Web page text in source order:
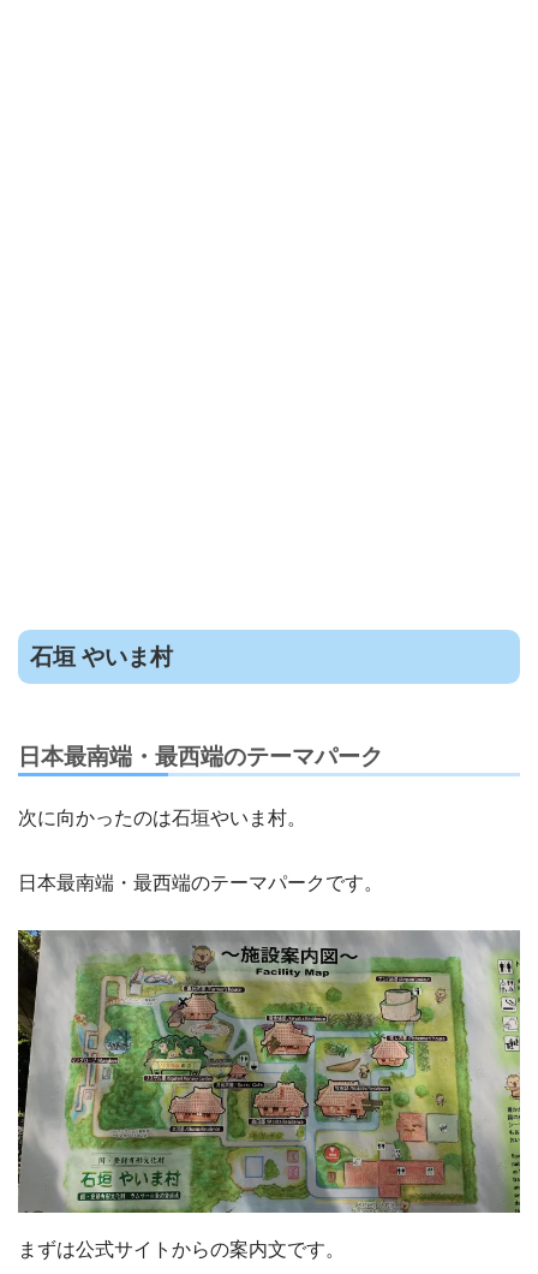
石垣 やいま村
日本最南端・最西端のテーマパーク
次に向かったのは石垣やいま村。
日本最南端・最西端のテーマパークです。
まずは公式サイトからの案内文です。